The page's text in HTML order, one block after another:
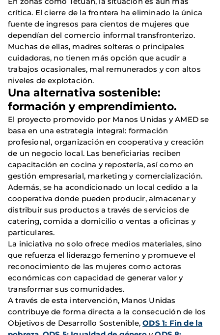
crítica. El cierre de la frontera ha eliminado la única
fuente de ingresos para cientos de mujeres que
dependían del comercio informal transfronterizo.
Muchas de ellas, madres solteras o principales
cuidadoras, no tienen más opción que acudir a
trabajos ocasionales, mal remunerados y con altos
niveles de explotación.
Una alternativa sostenible:
formación y emprendimiento.
El proyecto promovido por Manos Unidas y AMED se
basa en una estrategia integral: formación
profesional, organización en cooperativa y creación
de un negocio local. Las beneficiarias reciben
capacitación en cocina y repostería, así como en
gestión empresarial, marketing y comercialización.
Además, se ha acondicionado un local cedido a la
cooperativa donde pueden producir, almacenar y
distribuir sus productos a través de servicios de
catering, comida a domicilio o ventas a oficinas y
particulares.
La iniciativa no solo ofrece medios materiales, sino
que refuerza el liderazgo femenino y promueve el
reconocimiento de las mujeres como actoras
económicas con capacidad de generar valor y
transformar sus comunidades.
A través de esta intervención, Manos Unidas
contribuye de forma directa a la consecución de los
Objetivos de Desarrollo Sostenible,ODS 1: Fin de la